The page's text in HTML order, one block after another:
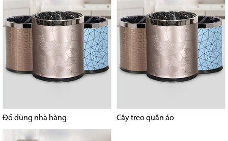
Đồ dùng nhà hàng Cây treo quần áo